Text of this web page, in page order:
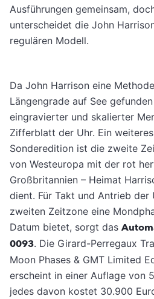
Ausführungen gemeinsam,
unterscheidet die John
regulären Modell.
Da John Harrison eine
Längengrade auf See
eingravierter und skalierter
Zifferblatt der Uhr. Ein
Sonderedition ist die zweite
von Westeuropa mit der rot
Großbritannien – Heimat
dient. Für Takt und Antrieb der
zweiten Zeitzone eine
Datum bietet, sorgt das
0093. Die Girard-Perregaux
Moon Phases & GMT Limited
erscheint in einer Auflage von
jedes davon kostet 30.900